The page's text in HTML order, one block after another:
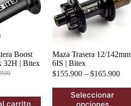
Boost
32H | Bitex
carrito
Maza Trasera 12/142mm
6IS | Bitex
$155.900 –$165.900
Seleccionar
producto